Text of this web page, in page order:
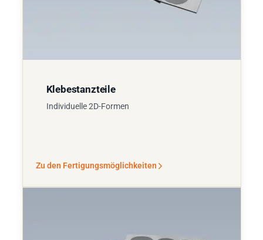
Klebestanzteile
Individuelle 2D-Formen
Zu den Fertigungsmöglichkeiten